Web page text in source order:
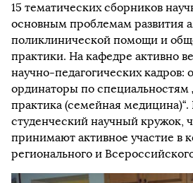
15 тематических сборников
основным проблемам развития
поликлинической помощи и
практики. На кафедре активно
научно-педагогических кадров:
ординаторы по специальностям
практика (семейная медицина)“.
студенческий научный кружок,
принимают активное участие в
регионального и